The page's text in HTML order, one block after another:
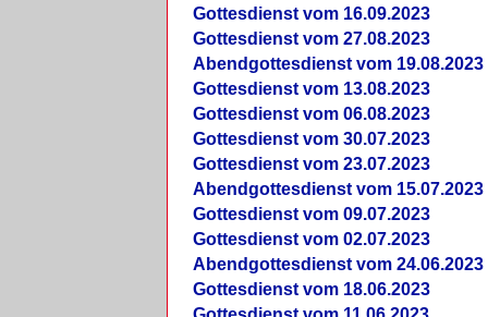
Gottesdienst vom 16.09.2023
Gottesdienst vom 27.08.2023
Abendgottesdienst vom 19.08.2023
Gottesdienst vom 13.08.2023
Gottesdienst vom 06.08.2023
Gottesdienst vom 30.07.2023
Gottesdienst vom 23.07.2023
Abendgottesdienst vom 15.07.2023
Gottesdienst vom 09.07.2023
Gottesdienst vom 02.07.2023
Abendgottesdienst vom 24.06.2023
Gottesdienst vom 18.06.2023